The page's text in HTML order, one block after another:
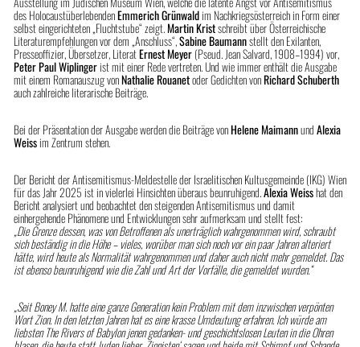
des HolocaustüberlebendenEmmerich Grünwaldim Nachkriegsösterreich in Form einer
selbst eingerichteten „Fluchtstube“ zeigt.Martin Kristschreibt über Österreichische
Literaturempfehlungen vor dem „Anschluss“,Sabine Baumannstellt den Exilanten,
Presseoffizier, Übersetzer, LiteratErnest Meyer(Pseud. Jean Salvard, 1908–1994) vor,
Peter Paul Wiplingerist mit einer Rede vertreten. Und wie immer enthält die Ausgabe
mit einem Romanauszug vonNathalie Rouanetoder Gedichten vonRichard Schuberth
auch zahlreiche literarische Beiträge.
Bei der Präsentation der Ausgabe werden die Beiträge vonHelene MaimannundAlexia
Weissim Zentrum stehen.
Der Bericht der Antisemitismus-Meldestelle der Israelitischen Kultusgemeinde (IKG) Wien
für das Jahr 2025 ist in vielerlei Hinsichten überaus beunruhigend.Alexia Weisshat den
Bericht analysiert und beobachtet den steigenden Antisemitismus und damit
einhergehende Phänomene und Entwicklungen sehr aufmerksam und stellt fest:
„Die Grenze dessen, was von Betroffenen als unerträglich wahrgenommen wird, schraubt
sich beständig in die Höhe – vieles, worüber man sich noch vor ein paar Jahren alteriert
hätte, wird heute als Normalität wahrgenommen und daher auch nicht mehr gemeldet. Das
ist ebenso beunruhigend wie die Zahl und Art der Vorfälle, die gemeldet wurden.“
„Seit Boney M. hatte eine ganze Generation kein Problem mit dem inzwischen verpönten
Wort Zion. In den letzten Jahren hat es eine krasse Umdeutung erfahren. Ich würde am
liebsten The Rivers of Babylon jenen gedanken- und geschichtslosen Leuten in die Ohren